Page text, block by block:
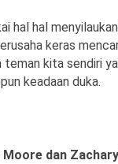
hal hal
keras
kita sendiri
keadaan duka.
Moore dan